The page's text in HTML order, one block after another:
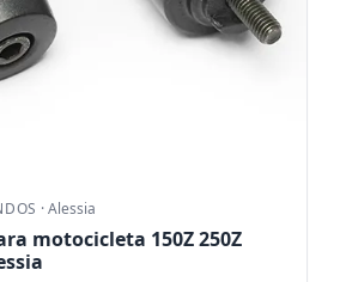
·Alessia
motocicleta 150Z 250Z